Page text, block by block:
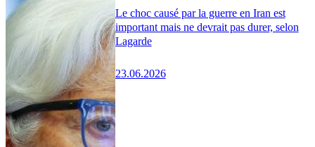
Le choc causé par la guerre en Iran est
important mais ne devrait pas durer, selon
Lagarde
23.06.2026